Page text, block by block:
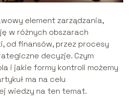
element zarządzania,
w różnych obszarach
od finansów, przez procesy
decyzje. Czym
i jakie formy kontroli możemy
ma na celu
wiedzy na ten temat.